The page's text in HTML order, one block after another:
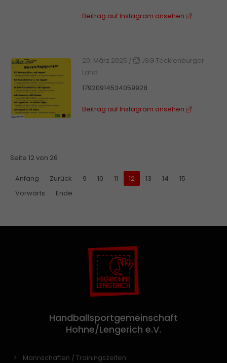
Beitrag auf Instagram ansehen
20. März 2025 /
JSG Tecklenburger
Land
17920914534059928
Beitrag auf Instagram ansehen
Seite 12 von 26
Anfang Zurück 9 10 11 12 13 14
15
Vorwärts
Ende
Handballsportgemeinschaft
Hohne/Lengerich e.V.
Mannschaften / Trainingszeiten